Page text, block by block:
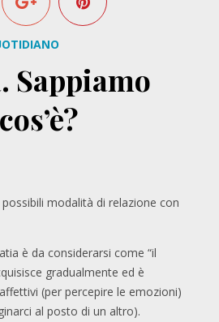
Sappiamo
possibili modalità di relazione con
è da considerarsi come “il
gradualmente ed è
(per percepire le emozioni)
al posto di un altro).